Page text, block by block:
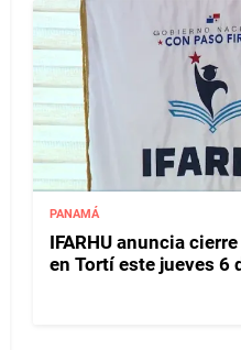
PANAMÁ
IFARHU anuncia
en Tortí este jueves 6